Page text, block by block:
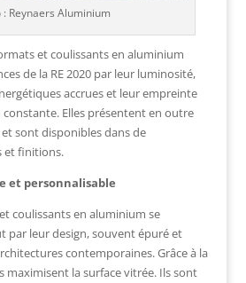
: Reynaers Aluminium
et coulissants en aluminium
de la RE 2020 par leur luminosité,
accrues et leur empreinte
Elles présentent en outre
sont disponibles dans de
et finitions.
et personnalisable
coulissants en aluminium se
par leur design, souvent épuré et
contemporaines. Grâce à la
maximisent la surface vitrée. Ils sont